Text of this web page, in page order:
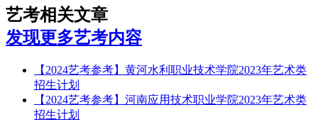
艺考相关文章
发现更多艺考内容
【2024艺考参考】黄河水利职业技术学院2023年艺术类
招生计划
【2024艺考参考】河南应用技术职业学院2023年艺术类
招生计划